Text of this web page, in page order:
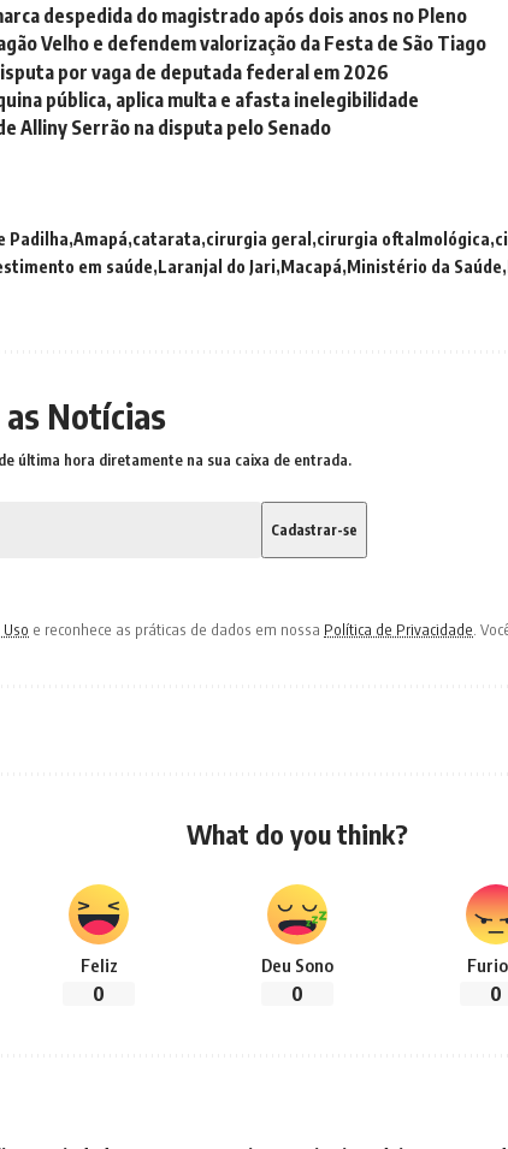
despedida do magistrado após dois anos no Pleno
Velho e defendem valorização da Festa de São Tiago
por vaga de deputada federal em 2026
pública, aplica multa e afasta inelegibilidade
Alliny Serrão na disputa pelo Senado
Padilha Amapá catarata cirurgia geral cirurgia oftalmológica
em saúde Laranjal do Jari Macapá Ministério da Saúde
as Notícias
última hora diretamente na sua caixa de entrada.
e reconhece as práticas de dados em nossa Política de Privacidade .
What do you think?
Feliz
0
Deu Sono
0 0